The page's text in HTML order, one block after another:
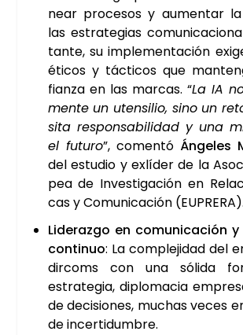
near pro­ce­sos y aumen­tar
las estra­te­gias
tan­te, su imple­men­ta­ción
éti­cos y tác­ti­cos que
fian­za en las mar­cas. “La IA
men­te un uten­si­lio, sino un
si­ta res­pon­sa­bi­li­dad y una
el futu­ro”, comen­tó Ánge­les
del estu­dio y exlí­der de la
pea de Inves­ti­ga­ción en
cas y Comu­ni­ca­ción (EUPRE­RA).
Lide­raz­go en comu­ni­ca­ción
con­ti­nuo: La com­ple­ji­dad del
dir­coms con una sóli­da
estra­te­gia, diplo­ma­cia
de deci­sio­nes, muchas veces
de incer­ti­dum­bre.